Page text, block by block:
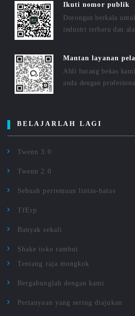
Ikuti nomor publik
Dorongan berkala
industri terbaru dan
Mantan layanan
Ahli barang bekas
anda dengan profesional
BELAJARLAH LAGI
Twenn 3.0
Twenn 2.0
Sebuah pertemuan lintas-batas
TfErp
Banyak sekali
Shake toko rambut
Tentang raja mongkok
Bergabunglah dengan kami
Pertanyaan yang sering diajukan